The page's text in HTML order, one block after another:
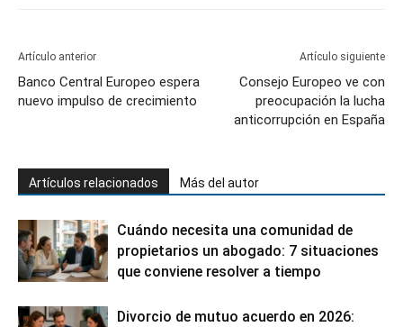
Artículo anterior
Banco Central Europeo espera
nuevo impulso de crecimiento
Artículo siguiente
Consejo Europeo ve con
preocupación la lucha
anticorrupción en España
Artículos relacionados Más del autor
Cuándo necesita una comunidad de
propietarios un abogado: 7 situaciones
que conviene resolver a tiempo
Divorcio de mutuo acuerdo en 2026: